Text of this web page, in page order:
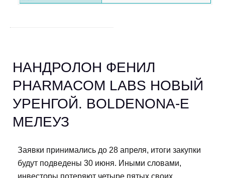
НАНДРОЛОН ФЕНИЛ
PHARMACOM LABS НОВЫЙ
УРЕНГОЙ. BOLDENONA-E
МЕЛЕУЗ
Заявки принимались до 28 апреля, итоги закупки
будут подведены 30 июня. Иными словами,
инвесторы потеряют четыре пятых своих